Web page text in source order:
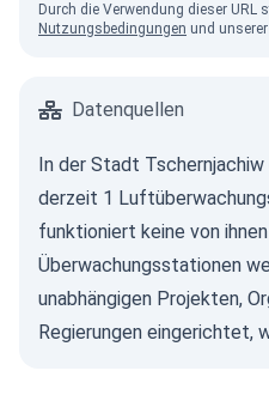
Durch die Verwendung dieser URL
Nutzungsbedingungen und unserer
Datenquellen
In der Stadt
derzeit 1
funktioniert keine von
Überwachungsstationen
unabhängigen Projekten,
Regierungen eingerichtet,